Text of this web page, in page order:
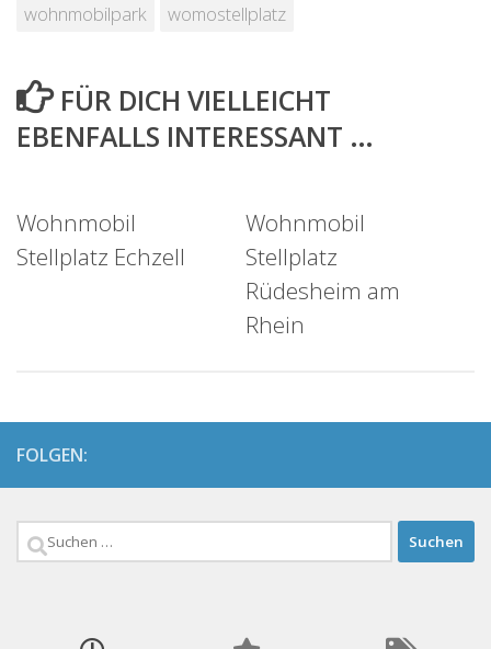
wohnmobilpark
womostellplatz
FÜR DICH VIELLEICHT
EBENFALLS INTERESSANT …
Wohnmobil
Stellplatz Echzell
Wohnmobil
Stellplatz
Rüdesheim am
Rhein
FOLGEN:
Suchen